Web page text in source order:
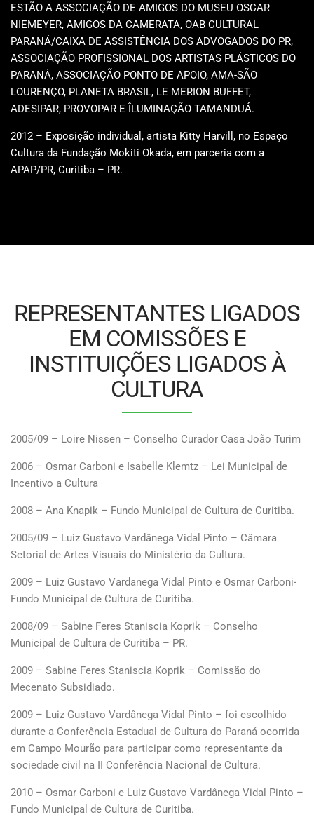
ESTÃO A ASSOCIAÇÃO DE AMIGOS DO MUSEU OSCAR
NIEMEYER, AMIGOS DA CAMERATA, OAB CULTURAL
PARANÁ/CAIXA DE ASSISTÊNCIA DOS ADVOGADOS DO PR,
ASSOCIAÇÃO PROFISSIONAL DOS ARTISTAS PLÁSTICOS DO
PARANÁ, ASSOCIAÇÃO PONTO DE APOIO, AMA-SÃO
LOURENÇO, PLANETA BRASIL, LE MERION BUFFET,
ADESIPAR, PROVOPAR E ÎLUMINAÇÃO TAMANDUÁ.
2012 – Exposição individual, artista Kitty Harvill, no Espaço
Cultura da Fundação Mokiti Okada, em parceria com a
APAP/PR, Curitiba – PR.
REPRESENTANTES LIGADOS
EM COMISSÕES E
INSTITUIÇÕES LIGADOS À
CULTURA
2005/09 – Loire Nissen – Conselho Curador Casa João Turim
2006 – Osmar Carboni e Isabelle Klemtz – Lei Municipal de
Incentivo a Cultura
2008 – Ana Knapik – Fundo Municipal de Cultura de Curitiba.
2005/09 – Luiz Gustavo Vardânega Vidal Pinto – Câmara
Setorial de Artes Visuais do Ministério da Cultura.
2009 – Luiz Gustavo Vardanega Vidal Pinto e Osmar Carboni-
Fundo Municipal de Cultura de Curitiba.
2008/09 – Sabine Feres Staniscia Koprik – Conselho
Municipal de Cultura de Curitiba – PR.
2009 – Sabine Feres Staniscia Koprik – Comissão do
Mecenato Subsidiado.
2009 – Luiz Gustavo Vardânega Vidal Pinto – foi escolhido
durante a Conferência Estadual de Cultura do Paraná ocorrida
em Campo Mourão para participar como representante da
sociedade civil na II Conferência Nacional de Cultura.
2010 – Osmar Carboni e Luiz Gustavo Vardânega Vidal Pinto –
Fundo Municipal de Cultura de Curitiba.